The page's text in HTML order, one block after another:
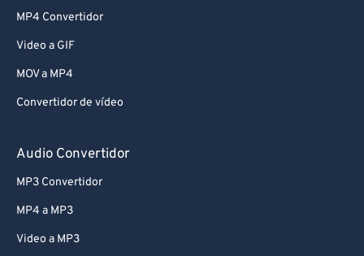
MP4 Convertidor
Video a GIF
MOV a MP4
Convertidor de vídeo
Audio Convertidor
MP3 Convertidor
MP4 a MP3
Video a MP3